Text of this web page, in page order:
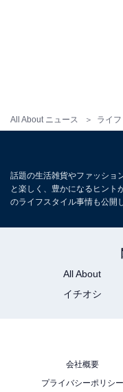
All About ニュース ライフ
【
章月綾
話題の生活雑貨やファッショ
と楽しく、豊かになるヒント
のライフスタイル事情も公開
All About
イチオシ
会社概要
プライバシーポリシー